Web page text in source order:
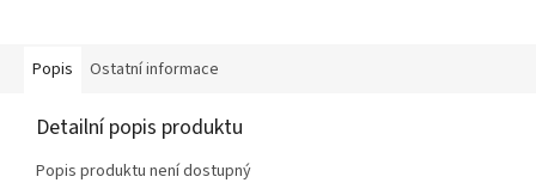
Popis Ostatní informace
Detailní popis produktu
Popis produktu není dostupný